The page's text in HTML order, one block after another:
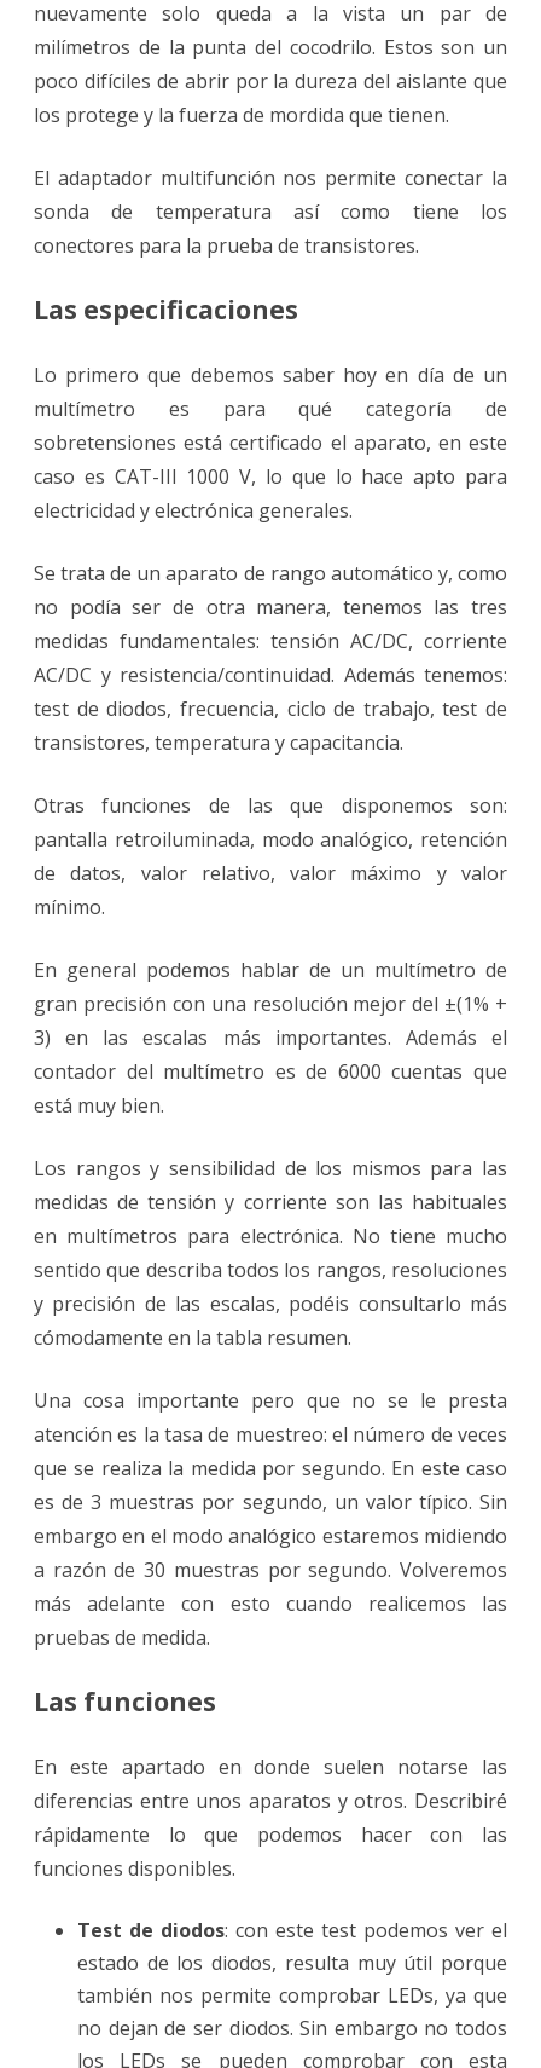
nuevamente solo queda a la vista un par de
milímetros de la punta del cocodrilo. Estos son un
poco difíciles de abrir por la dureza del aislante que
los protege y la fuerza de mordida que tienen.
El adaptador multifunción nos permite conectar la
sonda de temperatura así como tiene los
conectores para la prueba de transistores.
Las especificaciones
Lo primero que debemos saber hoy en día de un
multímetro es para qué categoría de
sobretensiones está certificado el aparato, en este
caso es CAT-III 1000 V, lo que lo hace apto para
electricidad y electrónica generales.
Se trata de un aparato de rango automático y, como
no podía ser de otra manera, tenemos las tres
medidas fundamentales: tensión AC/DC, corriente
AC/DC y resistencia/continuidad. Además tenemos:
test de diodos, frecuencia, ciclo de trabajo, test de
transistores, temperatura y capacitancia.
Otras funciones de las que disponemos son:
pantalla retroiluminada, modo analógico, retención
de datos, valor relativo, valor máximo y valor
mínimo.
En general podemos hablar de un multímetro de
gran precisión con una resolución mejor del ±(1% +
3) en las escalas más importantes. Además el
contador del multímetro es de 6000 cuentas que
está muy bien.
Los rangos y sensibilidad de los mismos para las
medidas de tensión y corriente son las habituales
en multímetros para electrónica. No tiene mucho
sentido que describa todos los rangos, resoluciones
y precisión de las escalas, podéis consultarlo más
cómodamente en la tabla resumen.
Una cosa importante pero que no se le presta
atención es la tasa de muestreo: el número de veces
que se realiza la medida por segundo. En este caso
es de 3 muestras por segundo, un valor típico. Sin
embargo en el modo analógico estaremos midiendo
a razón de 30 muestras por segundo. Volveremos
más adelante con esto cuando realicemos las
pruebas de medida.
Las funciones
En este apartado en donde suelen notarse las
diferencias entre unos aparatos y otros. Describiré
rápidamente lo que podemos hacer con las
funciones disponibles.
Test de diodos: con este test podemos ver el
estado de los diodos, resulta muy útil porque
también nos permite comprobar LEDs, ya que
no dejan de ser diodos. Sin embargo no todos
los LEDs se pueden comprobar con esta